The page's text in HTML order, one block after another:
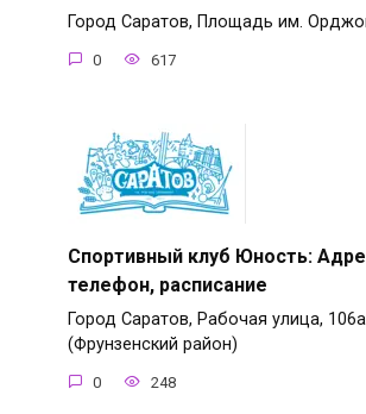
Город Саратов, Площадь им.
0 617
Спортивный клуб Юность:
телефон, расписание
Город Саратов, Рабочая улица, 106а
(Фрунзенский район)
0 248